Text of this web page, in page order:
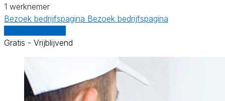
1 werknemer
Bezoek bedrijfspagina Bezoek bedrijfspagina
Gratis - Vrijblijvend